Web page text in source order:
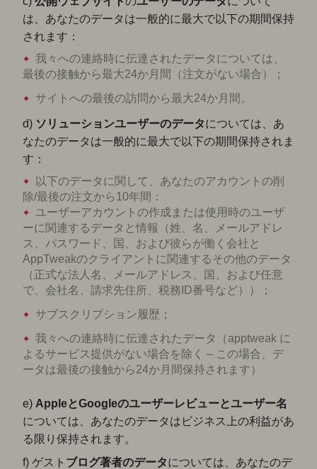
は、あなたのデータは一般的に最大で以下の期間保持
されます：
我々への連絡時に伝達されたデータについては、
最後の接触から最大24か月間（注文がない場合）；
サイトへの最後の訪問から最大24か月間。
d) ソリューションユーザーのデータについては、あ
なたのデータは一般的に最大で以下の期間保持されま
す：
以下のデータに関して、あなたのアカウントの削
除/最後の注文から10年間：
ユーザーアカウントの作成または使用時のユーザ
ーに関連するデータと情報（姓、名、メールアドレ
ス、パスワード、国、および彼らが働く会社と
AppTweakのクライアントに関連するその他のデータ
（正式な法人名、メールアドレス、国、および任意
で、会社名、請求先住所、税務ID番号など））；
サブスクリプション履歴；
我々への連絡時に伝達されたデータ（apptweak に
よるサービス提供がない場合を除く – この場合、デ
ータは最後の接触から24か月間保持されます）
e) AppleとGoogleのユーザーレビューとユーザー名
については、あなたのデータはビジネス上の利益があ
る限り保持されます。
f) ゲスト ブログ著者のデータについては、あなたのデ